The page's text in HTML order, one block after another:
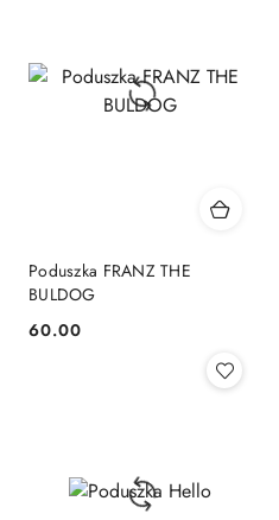
Poduszka FRANZ THE
BULDOG
Cena:
60.00